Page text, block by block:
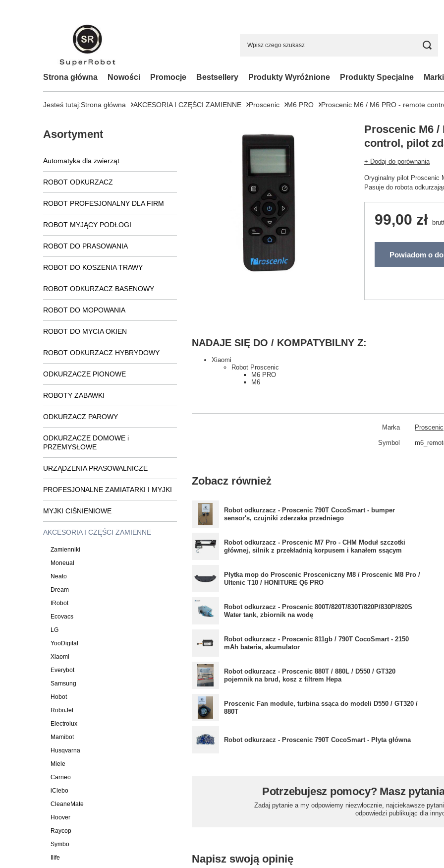
Strona główna Nowości Promocje Bestsellery Produkty Wyróżnione Produkty Specjalne Marki
Jesteś tutaj:Strona główna AKCESORIA I CZĘŚCI ZAMIENNE Proscenic M6 PRO Proscenic M6 / M6 PRO - remote
Asortyment
Automatyka dla zwierząt
ROBOT ODKURZACZ
ROBOT PROFESJONALNY DLA FIRM
ROBOT MYJĄCY PODŁOGI
ROBOT DO PRASOWANIA
ROBOT DO KOSZENIA TRAWY
ROBOT ODKURZACZ BASENOWY
ROBOT DO MOPOWANIA
ROBOT DO MYCIA OKIEN
ROBOT ODKURZACZ HYBRYDOWY
ODKURZACZE PIONOWE
ROBOTY ZABAWKI
ODKURZACZ PAROWY
ODKURZACZE DOMOWE i
PRZEMYSŁOWE
URZĄDZENIA PRASOWALNICZE
PROFESJONALNE ZAMIATARKI I MYJKI
MYJKI CIŚNIENIOWE
AKCESORIA I CZĘŚCI ZAMIENNE
Zamienniki
Moneual
Neato
Dream
IRobot
Ecovacs
LG
YooDigital
Xiaomi
Everybot
Samsung
Hobot
RoboJet
Electrolux
Mamibot
Husqvarna
Miele
Carneo
iClebo
CleaneMate
Hoover
Raycop
Symbo
Ilife
Proscenic M6 /
control, pilot
+ Dodaj do porównania
Oryginalny pilot Proscenic
Pasuje do robota
99,00 zł
Powiadom o
NADAJE SIĘ DO / KOMPATYBILNY Z:
Xiaomi
Robot Proscenic
M6 PRO
M6
Marka Proscenic
Symbol
Zobacz również
Robot odkurzacz - Proscenic 790T CocoSmart - bumper
sensor's, czujniki zderzaka przedniego
Robot odkurzacz - Proscenic M7 Pro - CHM Moduł szczotki
głównej, silnik z przekładnią korpusem i kanałem ssącym
Płytka mop do Proscenic Prosceniczny M8 / Proscenic M8 Pro /
Ultenic T10 / HONITURE Q6 PRO
Robot odkurzacz - Proscenic 800T/820T/830T/820P/830P/820S
Water tank, zbiornik na wodę
Robot odkurzacz - Proscenic 811gb / 790T CocoSmart - 2150
mAh bateria, akumulator
Robot odkurzacz - Proscenic 880T / 880L / D550 / GT320
pojemnik na brud, kosz z filtrem Hepa
Proscenic Fan module, turbina ssąca do modeli D550 / GT320 /
880T
Robot odkurzacz - Proscenic 790T CocoSmart - Płyta główna
Potrzebujesz pomocy? Masz
Zadaj pytanie a my odpowiemy niezwłocznie, najciekawsze
odpowiedzi publikując dla
Napisz swoją opinię